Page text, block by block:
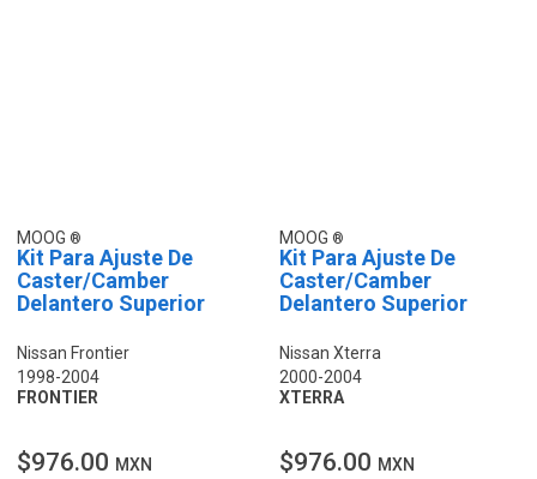
MOOG
Kit Para Ajuste De
Caster/Camber
Delantero Superior
Nissan Frontier
1998-2004
FRONTIER
$976.00 MXN
MOOG
Kit Para Ajuste De
Caster/Camber
Delantero Superior
Nissan Xterra
2000-2004
XTERRA
$976.00 MXN